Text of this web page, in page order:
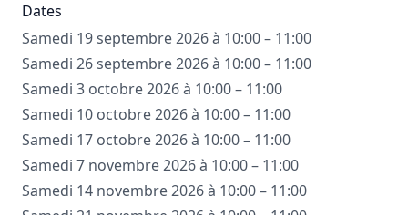
Dates
Samedi 19 septembre 2026 à 10:00 – 11:00
Samedi 26 septembre 2026 à 10:00 – 11:00
Samedi 3 octobre 2026 à 10:00 – 11:00
Samedi 10 octobre 2026 à 10:00 – 11:00
Samedi 17 octobre 2026 à 10:00 – 11:00
Samedi 7 novembre 2026 à 10:00 – 11:00
Samedi 14 novembre 2026 à 10:00 – 11:00